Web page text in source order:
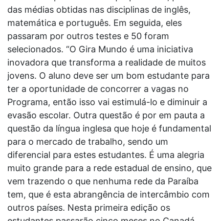
das médias obtidas nas disciplinas de inglês,
matemática e português. Em seguida, eles
passaram por outros testes e 50 foram
selecionados. “O Gira Mundo é uma iniciativa
inovadora que transforma a realidade de muitos
jovens. O aluno deve ser um bom estudante para
ter a oportunidade de concorrer a vagas no
Programa, então isso vai estimulá-lo e diminuir a
evasão escolar. Outra questão é por em pauta a
questão da língua inglesa que hoje é fundamental
para o mercado de trabalho, sendo um
diferencial para estes estudantes. É uma alegria
muito grande para a rede estadual de ensino, que
vem trazendo o que nenhuma rede da Paraíba
tem, que é esta abrangência de intercâmbio com
outros países. Nesta primeira edição os